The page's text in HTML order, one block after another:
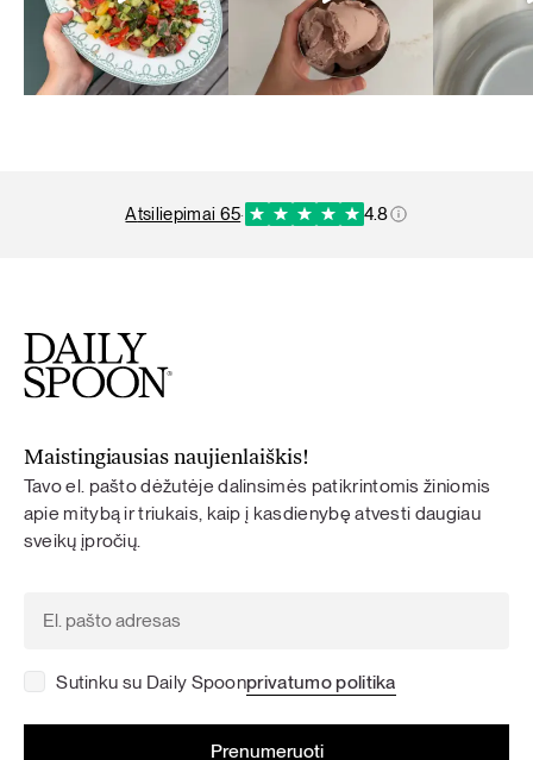
atsiliepimai 65· 4.8
Maistingiausias naujienlaiškis!
Tavo el. pašto dėžutėje dalinsimės patikrintomis žiniomis
apie mitybą ir triukais, kaip į kasdienybę atvesti daugiau
sveikų įpročių.
Sutinku su Daily Spoonprivatumo politika